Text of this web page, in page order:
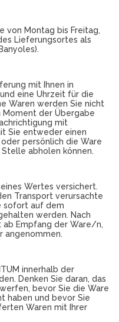
von Montag bis Freitag,
Lieferungsortes als
mit Ihnen in
eine Uhrzeit für die
Waren werden Sie nicht
Moment der Übergabe
mit
Sie entweder einen
persönlich die Ware
abholen können.
Wertes versichert.
Transport verursachte
sofort auf dem
werden. Nach
Empfang der Ware/n,
angenommen.
innerhalb der
Denken Sie daran, das
bevor Sie die Ware
haben und bevor Sie
Waren mit Ihrer